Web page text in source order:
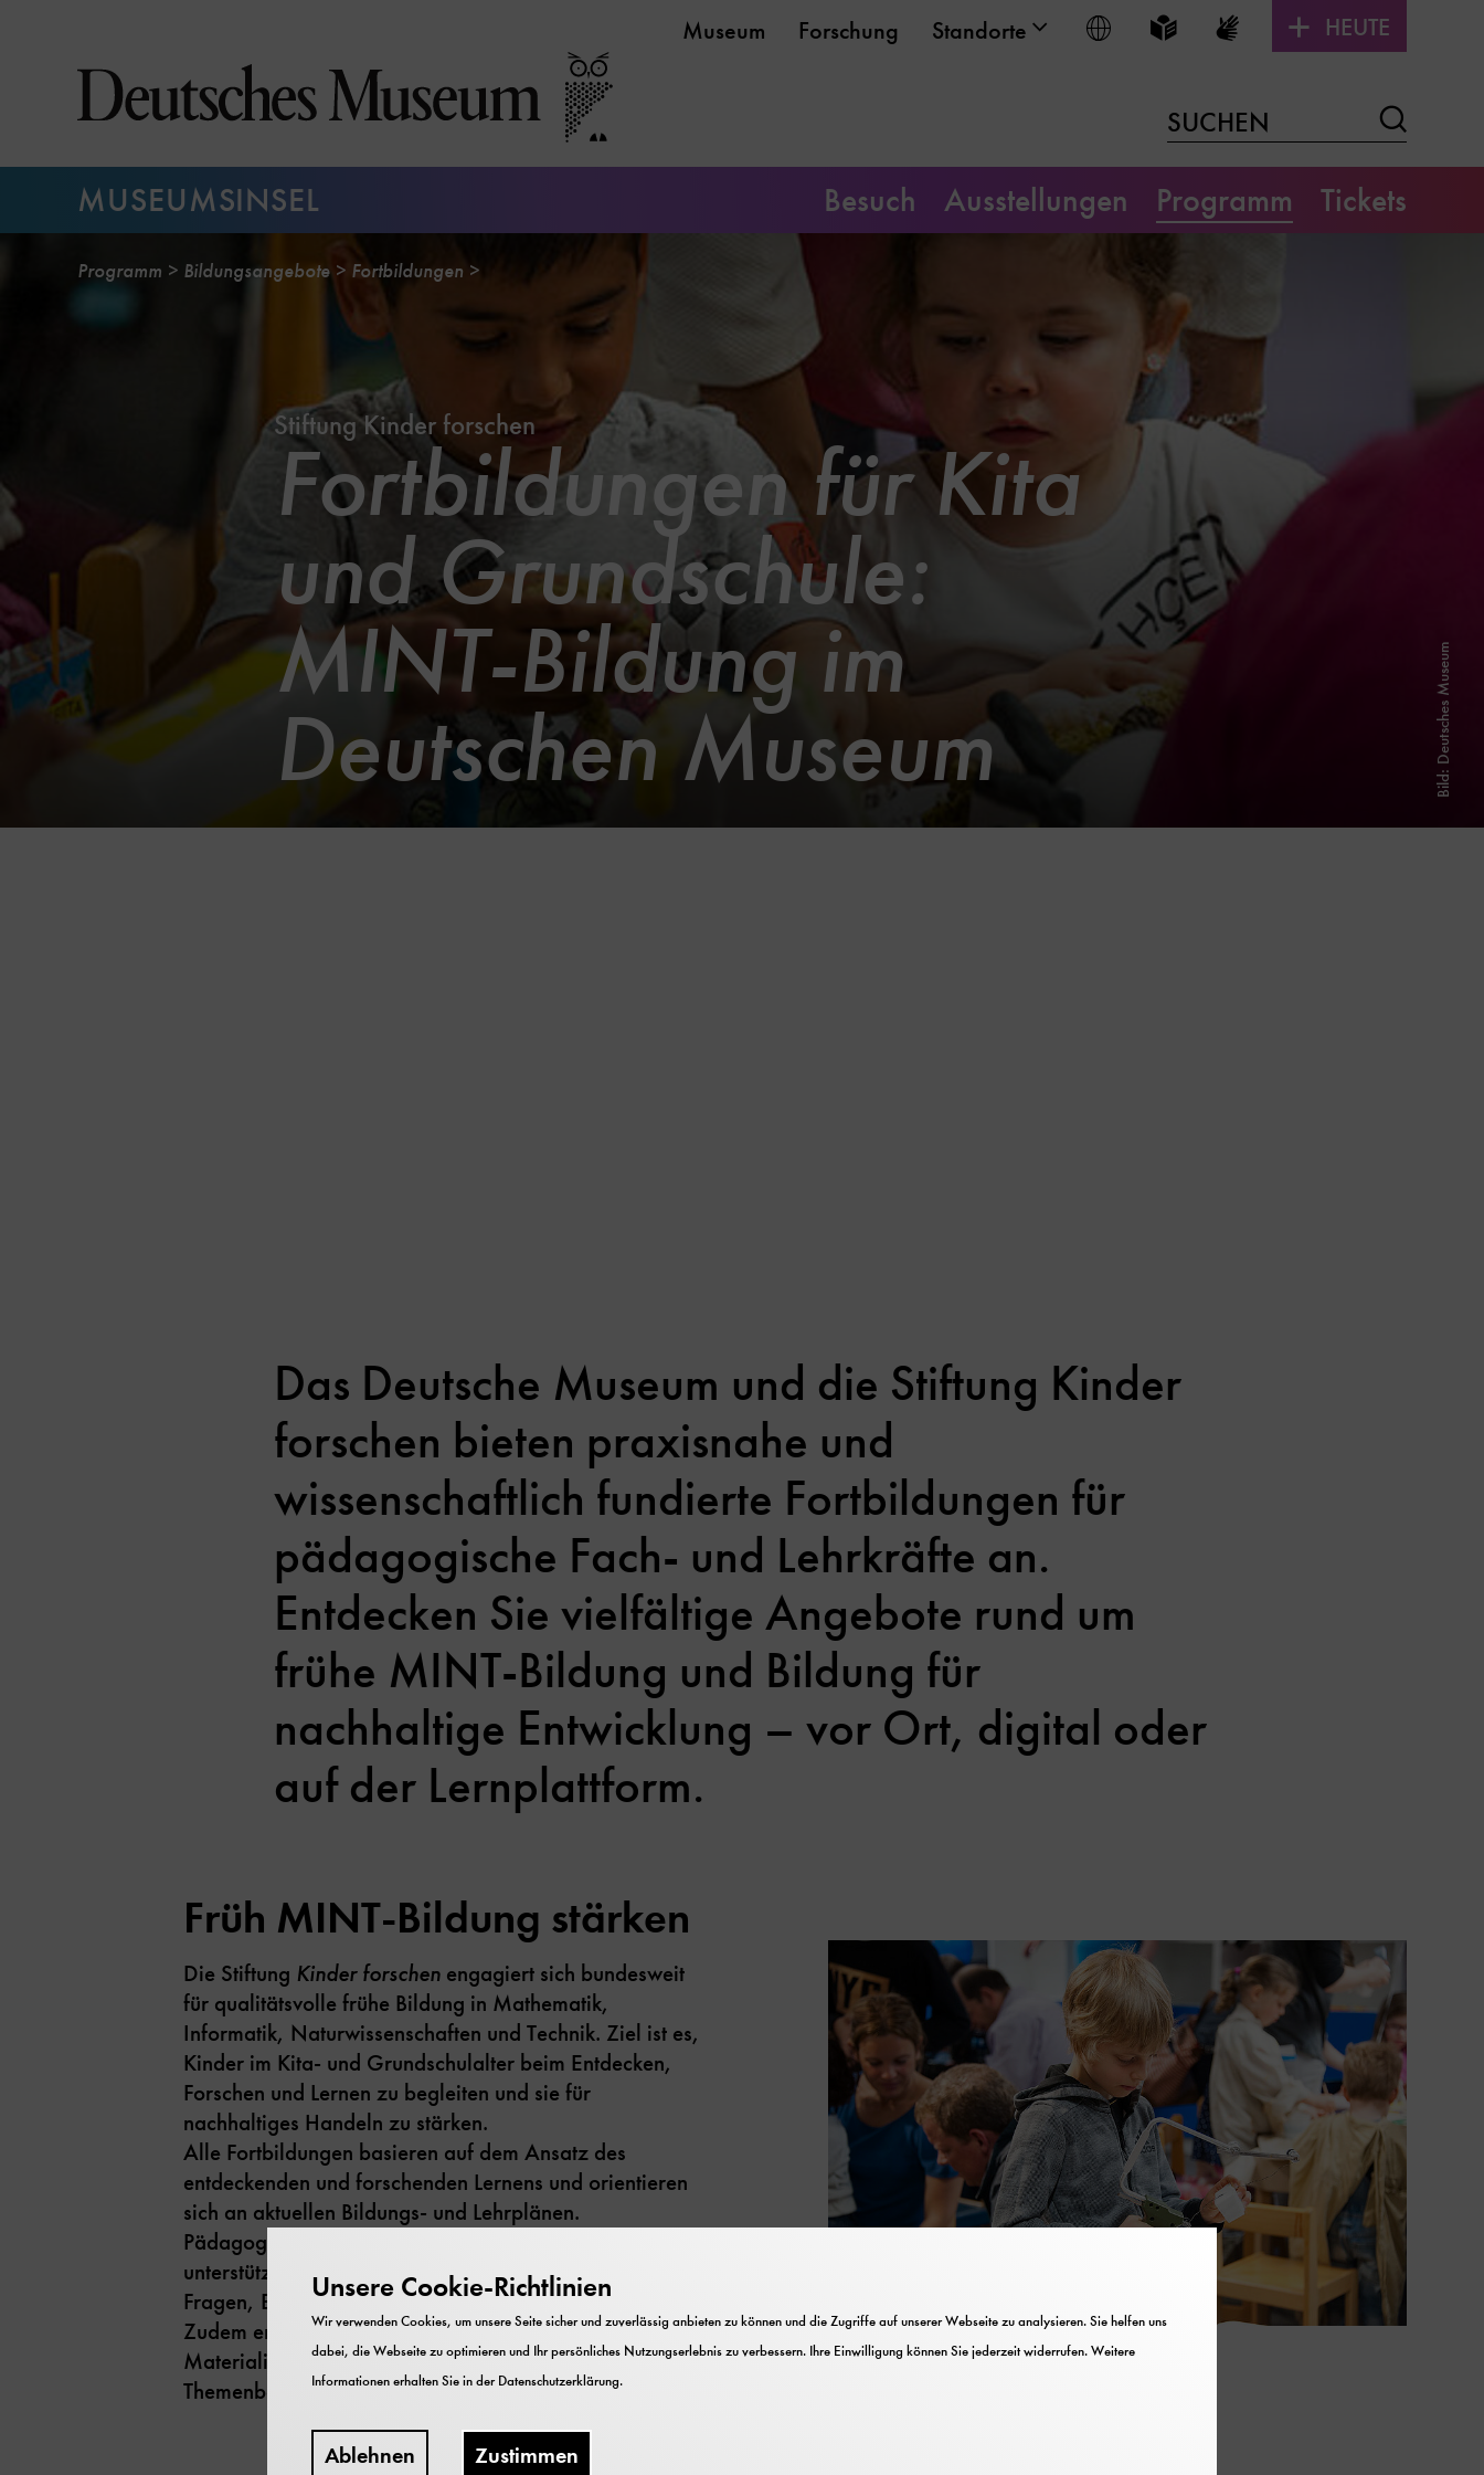
Seiteninhalt
Museum Forschung Standorte Sprache wählen
Leichte Sprache
Gebärdensprache
HEUTE
SUCHEN
MUSEUMSINSEL Besuch Ausstellungen Programm Tickets
Programm Bildungsangebote Fortbildungen
Bild: Deutsches Museum
Stiftung Kinder forschen
Fortbildungen für Kita
und Grundschule:
MINT-Bildung im
Deutschen Museum
Das Deutsche Museum und die Stiftung Kinder
forschen bieten praxisnahe und
wissenschaftlich fundierte Fortbildungen für
pädagogische Fach- und Lehrkräfte an.
Entdecken Sie vielfältige Angebote rund um
frühe MINT-Bildung und Bildung für
nachhaltige Entwicklung – vor Ort, digital oder
auf der Lernplattform.
Bild: Deutsches Museum
Früh MINT-Bildung stärken
Die Stiftung Kinder forschenengagiert sich bundesweit
für qualitätsvolle frühe Bildung in Mathematik,
Informatik, Naturwissenschaften und Technik. Ziel ist es,
Kinder im Kita- und Grundschulalter beim Entdecken,
Forschen und Lernen zu begleiten und sie für
nachhaltiges Handeln zu stärken.
Alle Fortbildungen basieren auf dem Ansatz des
entdeckenden und forschenden Lernens und orientieren
sich an aktuellen Bildungs- und Lehrplänen.
Pädagogische Fach- und Lehrkräfte werden darin
unterstützt, Kinder mit alltagsnahen Materialien zum
Fragen, Experimentieren und Begreifen zu motivieren.
Zudem erhalten Einrichtungen begleitende, kostenfreie
Materialien passend zu den jeweiligen
Themenbereichen.
Unsere Cookie-Richtlinien
Wir verwenden Cookies, um unsere Seite sicher und zuverlässig anbieten zu können und die Zugriffe auf unserer Webseite zu analysieren. Sie helfen uns
dabei, die Webseite zu optimieren und Ihr persönliches Nutzungserlebnis zu verbessern. Ihre Einwilligung können Sie jederzeit widerrufen. Weitere
Informationen erhalten Sie in derDatenschutzerklärung.
Ablehnen Zustimmen